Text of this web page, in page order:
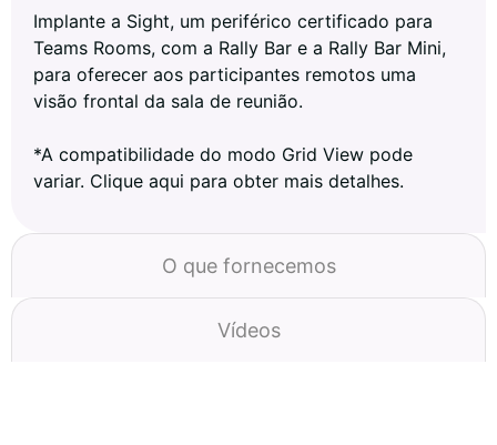
O que fornecemos
Vídeos
Implante a Sight, um periférico certificado para
Teams Rooms, com a Rally Bar e a Rally Bar Mini,
para oferecer aos participantes remotos uma
visão frontal da sala de reunião.
*A compatibilidade do modo Grid View pode
variar. Clique aqui para obter mais detalhes.